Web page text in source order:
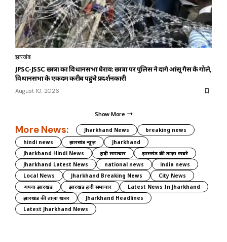
झारखंड
JPSC-JSSC छात्रों का विधानसभा घेराव: छात्रों पर पुलिस ने दागे आंसू गैस के गोले,
August 10, 2026
Show More
More News: Jharkhand News
breaking news
hindi news
झारखंड न्यूज़
Jharkhand
Jharkhand Hindi News
हिंदी समाचार
झारखंड की ताज़ा खबरें
Jharkhand Latest News
national news
india news
Local News
Jharkhand Breaking News
City News
अपना झारखंड
झारखंड हिंदी समाचार
Latest News In Jharkhand
झारखंड की ताज़ा ख़बर
Jharkhand Headlines
Latest Jharkhand News